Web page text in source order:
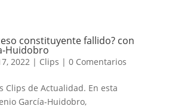
constituyente fallido? con
Huidobro
2022| Clips | 0 Comentarios
Clips de Actualidad. En esta
García-Huidobro,